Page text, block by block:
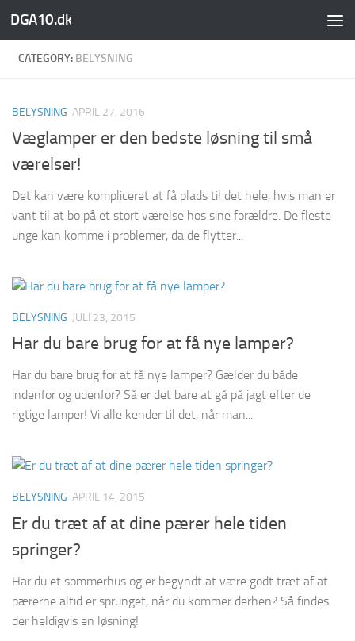
Skip to content
DGA10.dk
CATEGORY: BELYSNING
BELYSNING APRIL 27, 2016
Væglamper er den bedste løsning til små
værelser!
Det kan være kompliceret at få plads til det hele, hvis man er
vant til at bo på et stort værelse hos sine forældre. De fleste
unge kan komme i problemer, da de flytter...
BELYSNING JULI 23, 2015
Har du bare brug for at få nye lamper?
Har du bare brug for at få nye lamper? Gælder du både
indenfor og udenfor? Så er det bare at gå på jagt efter de
rigtige lamper! Vi alle kender til det, når man...
BELYSNING APRIL 14, 2015
Er du træt af at dine pærer hele tiden
springer?
Har du et sommerhus og er begyndt at være godt træt af at
pærerne altid er sprunget, når du kommer derhen? Så findes
der heldigvis en løsning!